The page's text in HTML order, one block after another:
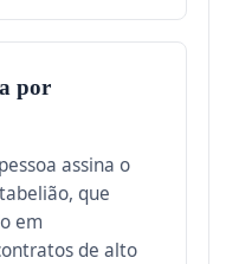
por
assina o
que
em
de alto